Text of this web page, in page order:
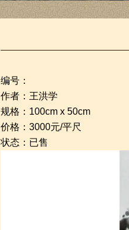
编号：
作者：王洪学
规格：100cm x 50cm
价格：3000元/平尺
状态：已售